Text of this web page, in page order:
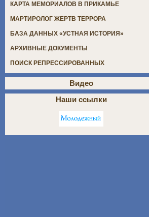
КАРТА МЕМОРИАЛОВ В ПРИКАМЬЕ
МАРТИРОЛОГ ЖЕРТВ ТЕРРОРА
БАЗА ДАННЫХ «УСТНАЯ ИСТОРИЯ»
АРХИВНЫЕ ДОКУМЕНТЫ
ПОИСК РЕПРЕССИРОВАННЫХ
Видео
Наши ссылки